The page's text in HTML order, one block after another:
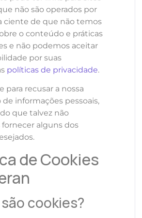
não são operados por
ciente de que não temos
o conteúdo e práticas
e não podemos aceitar
por suas
políticas de privacidade.
para recusar a nossa
de informações pessoais,
que talvez não
fornecer alguns dos
de Cookies
cookies?